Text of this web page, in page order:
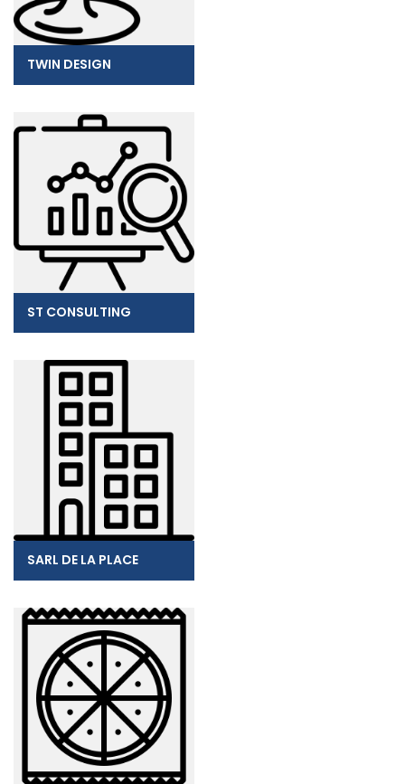
TWIN DESIGN
ST CONSULTING
SARL DE LA PLACE